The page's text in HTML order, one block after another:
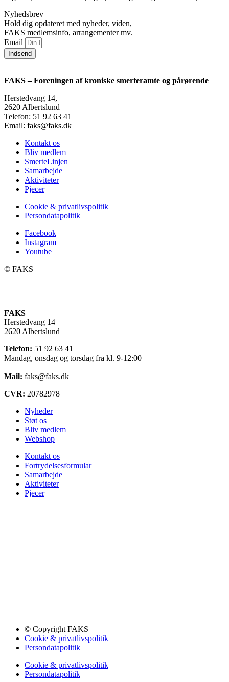
Nyhedsbrev
Hold dig opdateret med nyheder, viden,
FAKS medlemsinfo, arrangementer mv.
Email
Indsend
FAKS – Foreningen af kroniske smerteramte og pårørende
Herstedvang 14,
2620 Albertslund
Telefon: 51 92 63 41
Email: faks@faks.dk
Kontakt os
Bliv medlem
SmerteLinjen
Samarbejde
Aktiviteter
Pjecer
Cookie & privatlivspolitik
Persondatapolitik
Facebook
Instagram
Youtube
©️ FAKS
FAKS
Herstedvang 14
2620 Albertslund
Telefon: 51 92 63 41
Mandag, onsdag og torsdag fra kl. 9-12:00
Mail: faks@faks.dk
CVR: 20782978
Nyheder
Støt os
Bliv medlem
Webshop
Kontakt os
Fortrydelsesformular
Samarbejde
Aktiviteter
Pjecer
© Copyright FAKS
Cookie & privatlivspolitik
Persondatapolitik
Cookie & privatlivspolitik
Persondatapolitik